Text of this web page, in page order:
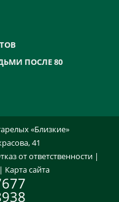
ПОСЛЕ 80
«Близкие»
41
от ответственности |
| Карта сайта